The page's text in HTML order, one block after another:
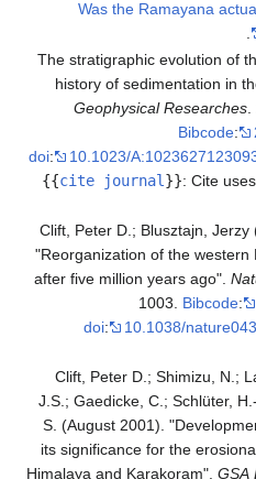
"Was the Ramayana
"The stratigraphic evolution of
history of sedimentation in
Geophysical Researches
Bibcode:
doi: 10.1023/
{{cite journal }}:Cite
Clift, Peter D.; Blusztajn, Jerzy
"Reorganization of the western
after five million years ago".
1003. Bibcode:
doi: 10.1038/
Clift, Peter D.; Shimizu, N.;
J.S.; Gaedicke, C.; Schlüter,
S. (August 2001).
its significance for the
Himalaya and Karakoram".GSA